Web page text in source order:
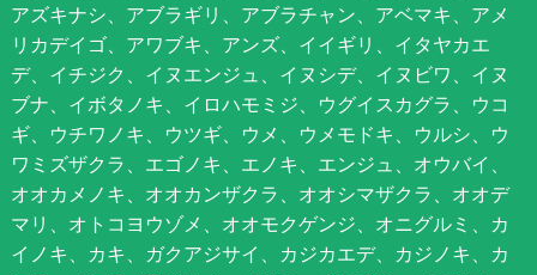
アズキナシ、アブラギリ、アブラチャン、アベマキ、アメ
リカデイゴ、アワブキ、アンズ、イイギリ、イタヤカエ
デ、イチジク、イヌエンジュ、イヌシデ、イヌビワ、イヌ
ブナ、イボタノキ、イロハモミジ、ウグイスカグラ、ウコ
ギ、ウチワノキ、ウツギ、ウメ、ウメモドキ、ウルシ、ウ
ワミズザクラ、エゴノキ、エノキ、エンジュ、オウバイ、
オオカメノキ、オオカンザクラ、オオシマザクラ、オオデ
マリ、オトコヨウゾメ、オオモクゲンジ、オニグルミ、カ
イノキ、カキ、ガクアジサイ、カジカエデ、カジノキ、カ